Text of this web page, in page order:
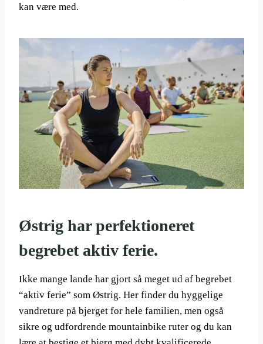
kan være med.
Østrig har perfektioneret
begrebet aktiv ferie.
Ikke mange lande har gjort så meget ud af begrebet
“aktiv ferie” som Østrig. Her finder du hyggelige
vandreture på bjerget for hele familien, men også
sikre og udfordrende mountainbike ruter og du kan